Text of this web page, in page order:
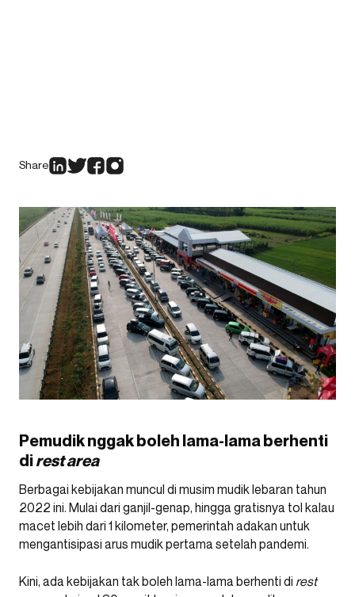
Share
Pemudik nggak boleh lama-lama berhenti
direst area
Berbagai kebijakan muncul di musim mudik lebaran tahun
2022 ini. Mulai dari ganjil-genap, hingga gratisnya tol kalau
macet lebih dari 1 kilometer, pemerintah adakan untuk
mengantisipasi arus mudik pertama setelah pandemi.
Kini, ada kebijakan tak boleh lama-lama berhenti di rest